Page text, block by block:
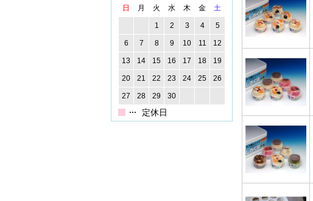
日 月 火 水 木 金 土
1 2 3 4 5
6 7 8 9 10 11 12
13 14 15 16 17 18 19
20 21 22 23 24 25 26
27 28 29 30
定休日